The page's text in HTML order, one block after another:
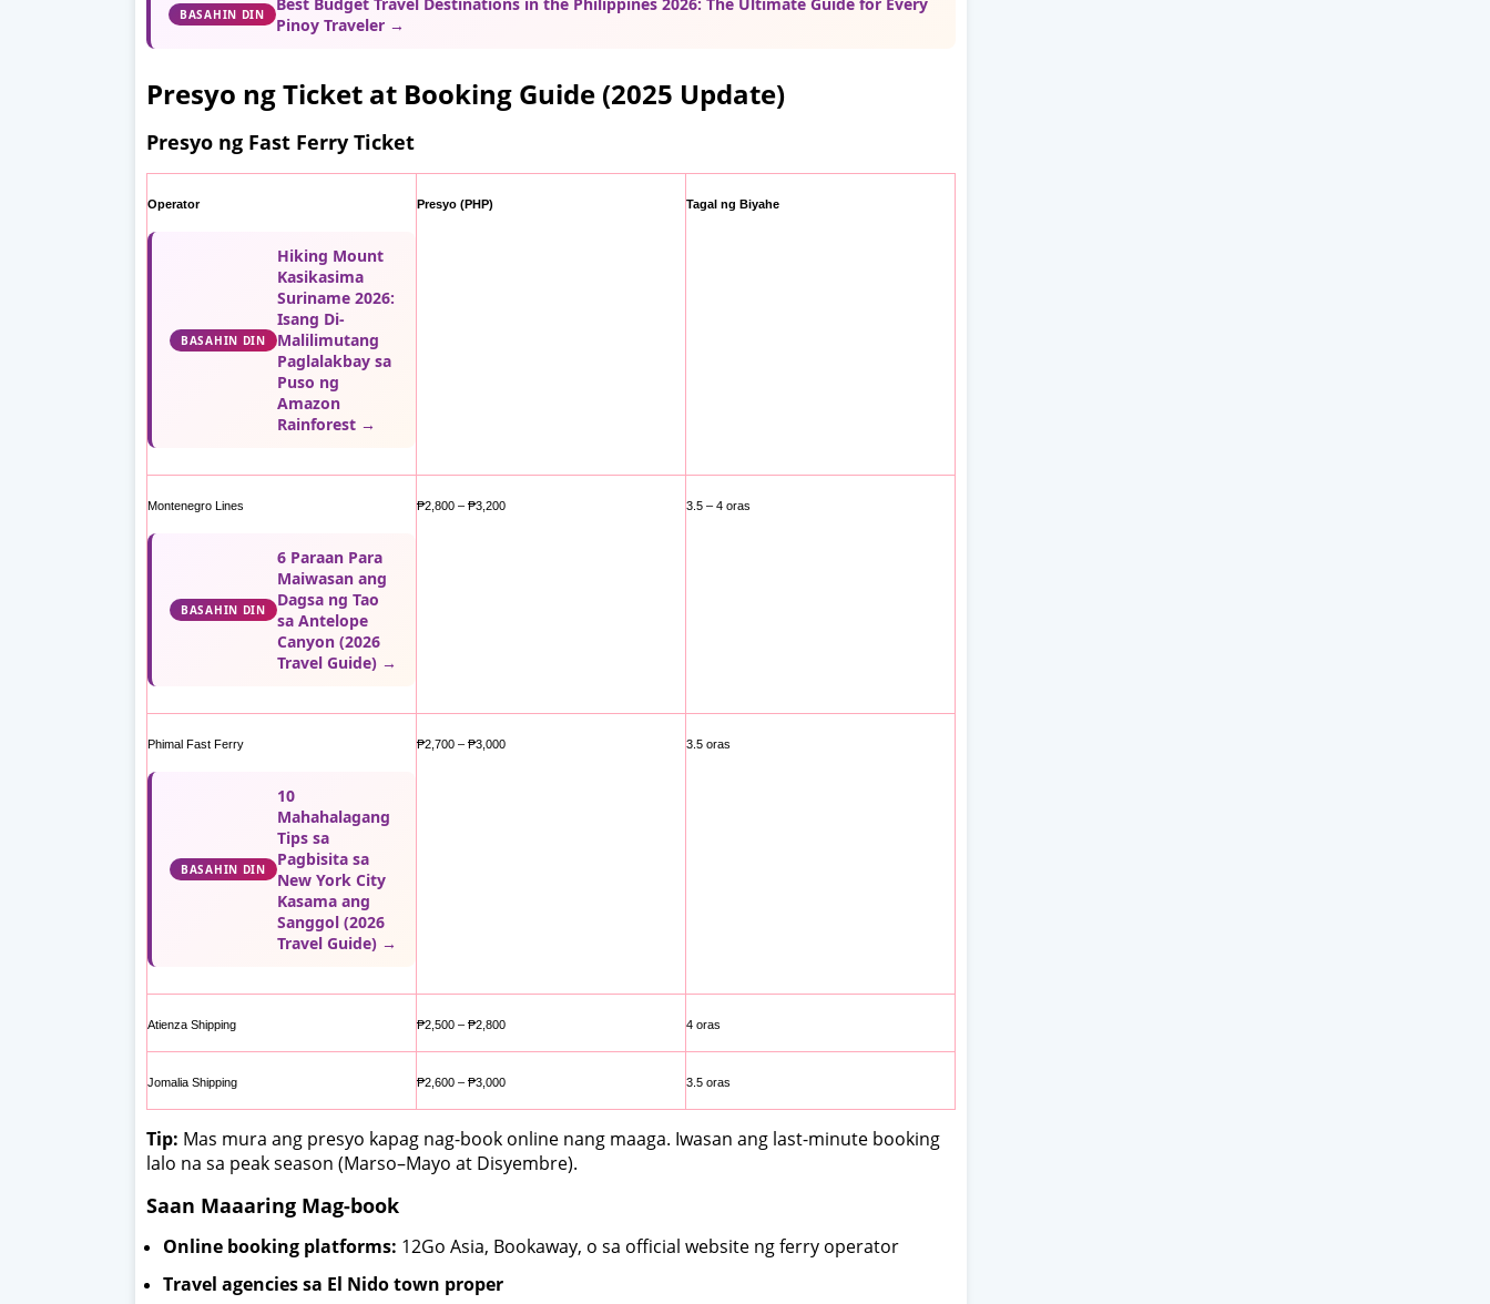
BASAHIN DIN
Pinoy Traveler →
Presyo ng Ticket at Booking Guide (2025 Update)
Presyo ng Fast Ferry Ticket
Operator
BASAHIN DIN
Hiking Mount
Kasikasima
Suriname 2026:
Isang Di-
Malilimutang
Paglalakbay sa
Puso ng
Amazon
Rainforest →
Presyo (PHP) Tagal ng Biyahe
Montenegro Lines
BASAHIN DIN
6 Paraan Para
Maiwasan ang
Dagsa ng Tao
sa Antelope
Canyon (2026
Travel Guide) →
₱2,800 – ₱3,200 3.5 – 4 oras
Phimal Fast Ferry
BASAHIN DIN
10
Mahahalagang
Tips sa
Pagbisita sa
New York City
Kasama ang
Sanggol (2026
Travel Guide) →
₱2,700 – ₱3,000 3.5 oras
Atienza Shipping ₱2,500 – ₱2,800 4 oras
Jomalia Shipping ₱2,600 – ₱3,000 3.5 oras
Tip: Mas mura ang presyo kapag nag-book online nang maaga. Iwasan ang last-minute booking
lalo na sa peak season (Marso–Mayo at Disyembre).
Saan Maaaring Mag-book
Online booking platforms: 12Go Asia, Bookaway, o sa official website ng ferry operator
Travel agencies sa El Nido town proper